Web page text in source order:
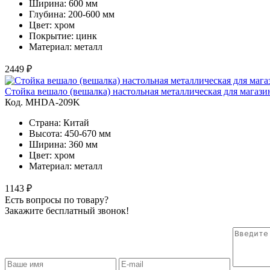
Ширина: 600 мм
Глубина: 200-600 мм
Цвет: хром
Покрытие: цинк
Материал: металл
2449 ₽
Стойка вешало (вешалка) настольная металлическая для
Код. MHDA-209K
Страна: Китай
Высота: 450-670 мм
Ширина: 360 мм
Цвет: хром
Материал: металл
1143 ₽
Есть вопросы по товару?
Закажите бесплатный звонок!